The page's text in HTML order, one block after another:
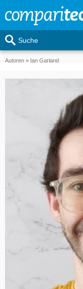
Suche
Autoren Ian Garland